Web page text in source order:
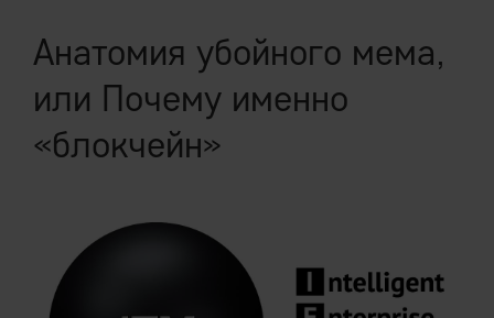
Анатомия убойного мема,
или Почему именно
«блокчейн»